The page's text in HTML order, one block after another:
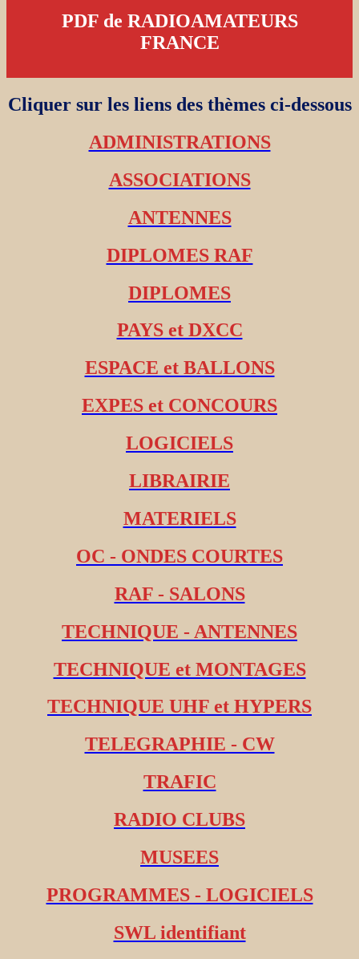
PDF de RADIOAMATEURS
FRANCE
Cliquer sur les liens des thèmes ci-dessous
ADMINISTRATIONS
ASSOCIATIONS
ANTENNES
DIPLOMES RAF
DIPLOMES
PAYS et DXCC
ESPACE et BALLONS
EXPES et CONCOURS
LOGICIELS
LIBRAIRIE
MATERIELS
OC - ONDES COURTES
RAF - SALONS
TECHNIQUE - ANTENNES
TECHNIQUE et MONTAGES
TECHNIQUE UHF et HYPERS
TELEGRAPHIE - CW
TRAFIC
RADIO CLUBS
MUSEES
PROGRAMMES - LOGICIELS
SWL identifiant